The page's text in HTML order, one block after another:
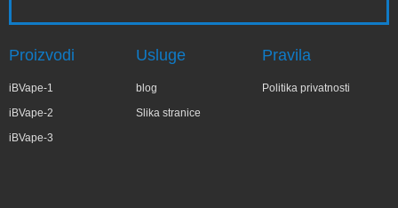
Proizvodi
iBVape-1
iBVape-2
iBVape-3
Usluge
blog
Slika stranice
Pravila
Politika privatnosti